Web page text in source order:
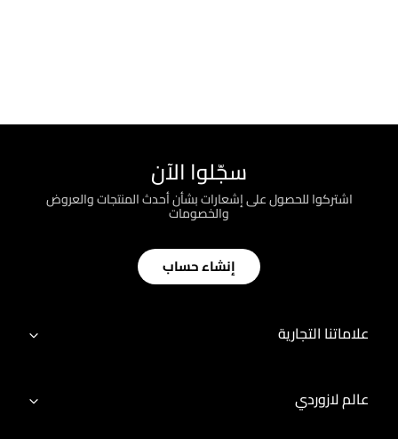
سجّلوا الآن
اشتركوا للحصول على إشعارات بشأن أحدث المنتجات والعروض
والخصومات
إنشاء حساب
علاماتنا التجارية
عالم لازوردي